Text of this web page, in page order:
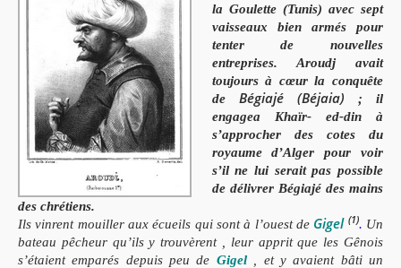
la Goulette (Tunis) avec sept
vaisseaux bien armés pour
tenter de nouvelles
entreprises. Aroudj avait
toujours à cœur la conquête
de Bégiajé (Béjaia) ; il
engagea Khaïr- ed-din à
s’approcher des cotes du
royaume d’Alger pour voir
s’il ne lui serait pas possible
de délivrer Bégiajé des mains
des chrétiens.
Ils vinrent mouiller aux écueils qui sont à l’ouest de Gigel (1). Un
bateau pêcheur qu’ils y trouvèrent , leur apprit que les Gênois
s’étaient emparés depuis peu de Gigel
, et y avaient bâti un